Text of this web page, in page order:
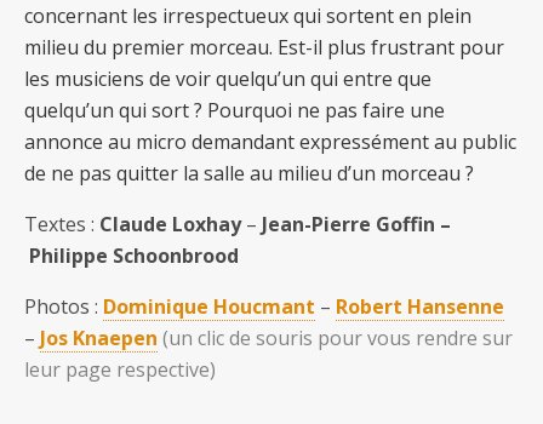
concernant les irrespectueux qui sortent en plein
milieu du premier morceau. Est-il plus frustrant pour
les musiciens de voir quelqu’un qui entre que
quelqu’un qui sort ? Pourquoi ne pas faire une
annonce au micro demandant expressément au public
de ne pas quitter la salle au milieu d’un morceau ?
Textes : Claude Loxhay– Jean-Pierre Goffin –
Philippe Schoonbrood
Photos : Dominique Houcmant – Robert Hansenne
– Jos Knaepen (un clic de souris pour vous rendre sur
leur page respective)